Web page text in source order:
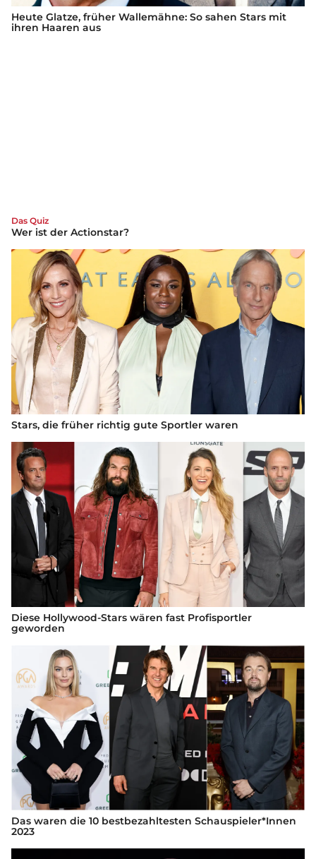
Heute Glatze, früher Wallemähne: So sahen Stars mit
ihren Haaren aus
Das Quiz
Wer ist der Actionstar?
Stars, die früher richtig gute Sportler waren
Diese Hollywood-Stars wären fast Profisportler
geworden
Das waren die 10 bestbezahltesten Schauspieler*Innen
2023